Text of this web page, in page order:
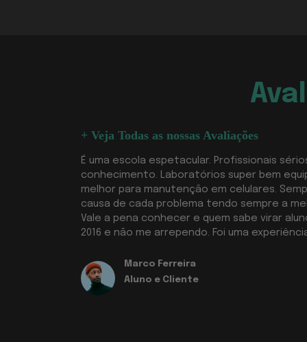
+ Veja Todas as nossas Avaliações
É uma escola espetacular. Profissionais
conhecimento. Laboratórios super bem
melhor para manutenção em celulares.
causa de cada problema tendo sempre a
Vale a pena conhecer e quem sabe virar
2016 e não me arrependo. Foi uma
Marco Ferreira
Aluno e Cliente